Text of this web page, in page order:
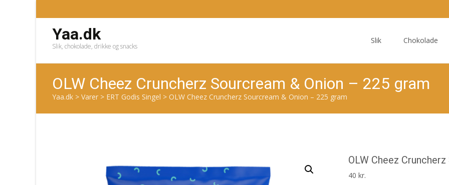
Yaa.dk
Slik, chokolade, drikke og snacks
Slik Chokolade
OLW Cheez Cruncherz Sourcream & Onion – 225 gram
Yaa.dk > Varer > ERT Godis Singel > OLW Cheez Cruncherz Sourcream & Onion – 225 gram
OLW Cheez
40 kr.